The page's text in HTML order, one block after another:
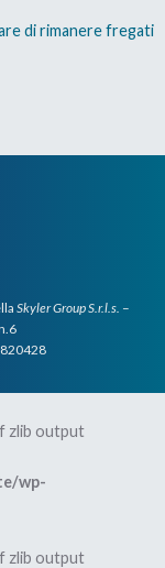
di rimanere fregati
Skyler Group S.r.l.s. –
zlib output
wp-
zlib output